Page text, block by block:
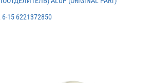
6-15 6221372850